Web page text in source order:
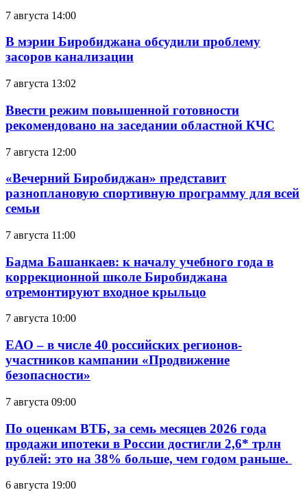
7 августа 14:00
В мэрии Биробиджана обсудили проблему
засоров канализации
7 августа 13:02
Ввести режим повышенной готовности
рекомендовано на заседании областной КЧС
7 августа 12:00
«Вечерний Биробиджан» представит
разноплановую спортивную программу для всей
семьи
7 августа 11:00
Бадма Башанкаев: к началу учебного года в
коррекционной школе Биробиджана
отремонтируют входное крыльцо
7 августа 10:00
ЕАО – в числе 40 российских регионов-
участников кампании «Продвижение
безопасности»
7 августа 09:00
По оценкам ВТБ, за семь месяцев 2026 года
продажи ипотеки в России достигли 2,6* трлн
рублей: это на 38% больше, чем годом раньше.
6 августа 19:00